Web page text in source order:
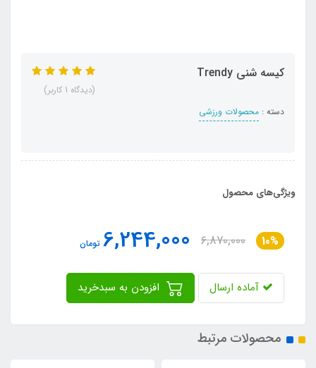
کيسه شني Trendy
دسته : محصولات ورزشی
(دیدگاه 1 کاربر)
ویژگی‌های محصول
10%
6,870,000
6,244,000 تومان
آماده ارسال
محصولات مرتبط